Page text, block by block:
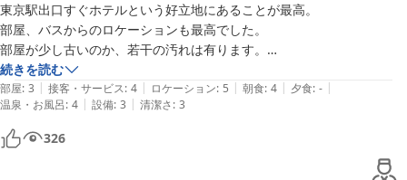
2026-07-27
東京駅出口すぐホテルという好立地にあることが最高。
部屋、バスからのロケーションも最高でした。
部屋が少し古いのか、若干の汚れは有ります。
清掃スタッフさんが外国の方達でしたが、みなさん笑顔での挨拶もしっ
かりしており、対応も良く、心地よく滞在できました。
朝食が美味しいホテルを検索して、このホテルに決めました。
品数は多くは無いですが、お腹に余裕があれば全種類制覇できるかもし
れないところが逆に良かったですね笑。
白米のお供の種類が多く美味しかったです。藁納豆は大豆と麦？両方が
続きを読む
部屋: 3 | 接客・サービス: 4 | ロケーション: 5 | 朝食: 4 | 夕食: - |
温泉・お風呂: 4 | 設備: 3 | 清潔さ: 3
326